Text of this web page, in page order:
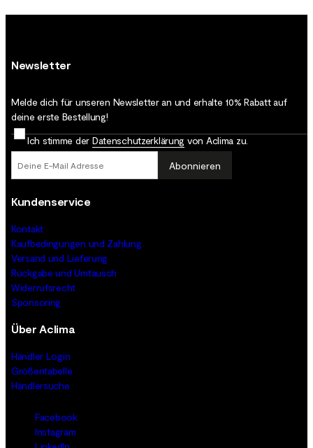
Newsletter
Melde dich für unseren Newsletter an und erhalte 10% Rabatt auf
deine erste Bestellung!
Ich stimme der Datenschutz­erklärung von Aclima zu.
Abonnieren
Kundenservice
Kontakt
Kaufbedingungen und Zahlung
Versand und Lieferung
Rückgabe und Umtausch
Widerrufsrecht
Sponsoring
Über Aclima
Händler Login
Größentabelle
Händlersuche
Facebook
Instagram